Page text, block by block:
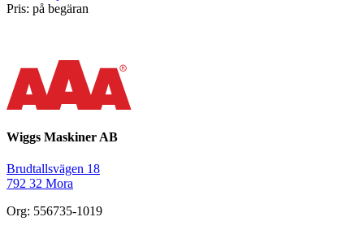
Pris: på begäran
Wiggs Maskiner AB
Brudtallsvägen 18
792 32 Mora
Org: 556735-1019